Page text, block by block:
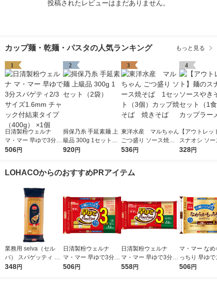
投稿されたレビューはまだありません。
カップ麺・乾麺・パスタの人気ランキング もっと見る
1
日清製粉ウェルナ
マ・マー 早ゆで3分ス
パゲティ2/3サイズ1.6
506円
2
揖保乃糸 手延素麺 上
級品 300g 1セット（2
袋）
920円
3
東洋水産 マルちゃん
ごつ盛り ソース焼そ
ば 1セット（3個）
536円
4
【アウトレッ
スナオシ ソ
そば 1セット
328円
LOHACOからのおすすめPRアイテム
業務用 selva（セル
バ） スパゲッティ 1.7
mm 1袋（1kg） ゆで
348円
日清製粉ウェルナ
マ・マー 早ゆで3分ス
パゲティ2/3サイズ1.6
506円
日清製粉ウェルナ
マ・マー 早ゆで3分ス
パゲティ 1.6mm チャ
558円
マ・マー な
っちり 早ゆ
ティ 2/3サイ
506円